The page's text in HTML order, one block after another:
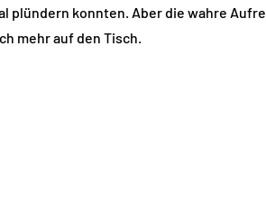
konnten. Aber die wahre
mehr auf den Tisch.